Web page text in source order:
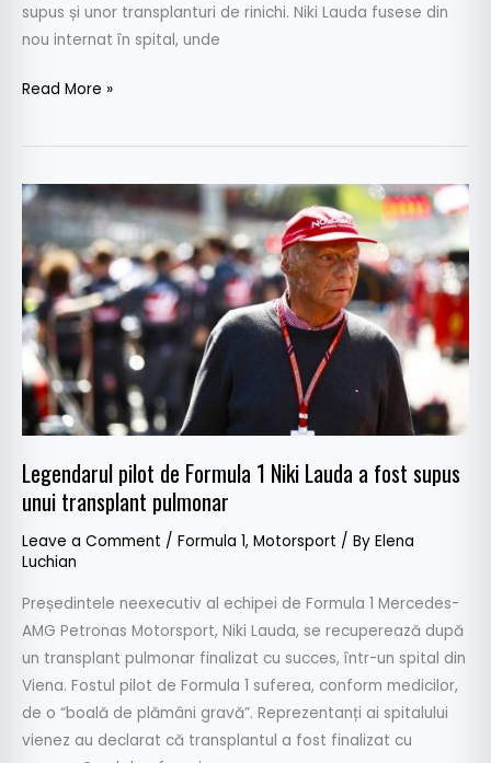
supus și unor transplanturi de rinichi. Niki Lauda fusese din
nou internat în spital, unde
Read More »
Legendarul pilot de Formula 1 Niki Lauda a fost supus
unui transplant pulmonar
Leave a Comment / Formula 1, Motorsport / By Elena
Luchian
Președintele neexecutiv al echipei de Formula 1 Mercedes-
AMG Petronas Motorsport, Niki Lauda, se recuperează după
un transplant pulmonar finalizat cu succes, într-un spital din
Viena. Fostul pilot de Formula 1 suferea, conform medicilor,
de o “boală de plămâni gravă”. Reprezentanți ai spitalului
vienez au declarat că transplantul a fost finalizat cu
Legendarul
de
Formula
1
Niki
Lauda
a
fost
supus
unui
transplant